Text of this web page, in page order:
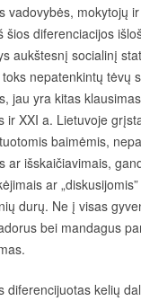
vadovybės, mokytojų
šios diferenciacijos
aukštesnį socialinį
nepatenkintų tėvų
jau yra kitas
ir XXI a. Lietuvoje
baimėmis,
ar išskaičiavimais,
ar
durų. Ne į visas
bei mandagus
diferencijuotas kelių